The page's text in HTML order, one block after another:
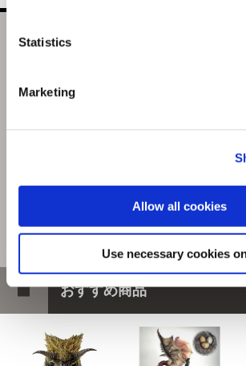
Statistics
Marketing
Allow all cookies
Use necessary cookies
カプコンフィギュアビルダー クリエイ
おすすめ商品